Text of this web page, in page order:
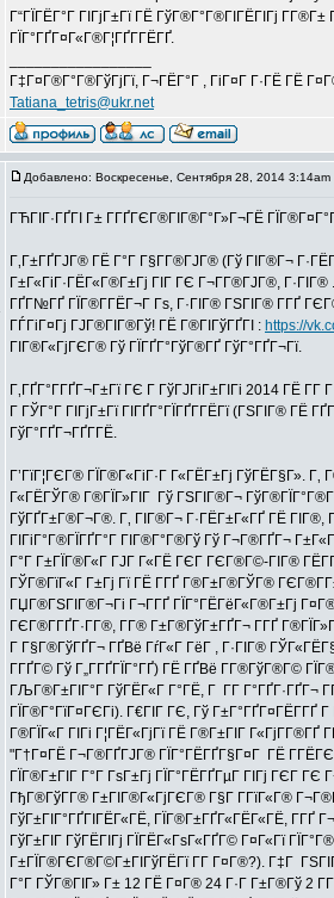
Г“ГЇГЁГ°Г ГІГјГ±Гї ГЁ ГўГ®Г°Г®ГІГЁГІГј
ГЇГ°ГҐГ¤Г«Г®Г¦ГҐГ­ГЁГҐ.
Г‡Г¤Г®Г°Г®ГўГјГї, Г¬ГЁГ°Г , ГіГ¤Г Г·ГЁ ГЁ
Tatiana_tetris@ukr.net
Добавлено: Воскресенье, Сентября 28, 2014 3:14am
ГЋГІГ·ГҐГІ Г± Г­ГҐГЄГ®ГІГ®Г°Г»Г¬ГЁ
Г‚Г±ГҐГЈГ® ГЁ Г°Г Г§Г­Г®ГЈГ® (Гў ГІГ®Г¬
Г±Г«ГіГ·ГЁГ«Г®Г±Гј ГІГ ГЄ Г¬Г­Г®ГЈГ®,
ГҐГ№ГҐ ГЇГ®Г­ГЁГ¬Г Гѕ, Г·ГІГ® ГЅГІГ® Г­ГҐ
ГЃГіГ¤Гј ГЈГ®ГІГ®Гў! ГЁ Г®ГІГўГҐГІ : https://
ГІГ®Г«ГјГЄГ® Гў ГЇГҐГ°ГўГ®ГҐ ГўГ°ГҐГ¬Гї.
Г‚ГҐГ°Г­ГҐГ¬Г±Гї ГЄ Г ГўГЈГіГ±ГІГі 2014 ГЁ
Г ГЎГ°Г ГІГјГ±Гї ГІГҐГ°ГЇГҐГ­ГЁГї (ГЅГІГ® ГЁ
ГўГ°ГҐГ¬ГҐГ­ГЁ.
Г’ГїГ¦ГЄГ® ГЇГ®Г«ГіГ·Г Г«ГЁГ±Гј ГўГЁГ§Г».
Г«ГЁГЎГ® Г®ГЇГ»ГІГ Гў ГЅГІГ®Г¬
ГўГҐГ±Г®Г¬Г®. Г‚ ГІГ®Г¬ Г·ГЁГ±Г«ГҐ ГЁ ГІГ®,
ГІГіГ°Г®ГЇГҐГ°Г ГІГ®Г°Г®Гў Гў Г¬Г®ГҐГ¬
Г°Г Г±ГЇГ®Г«Г ГЈГ Г«ГЁ ГЄГ ГЄГ®Г©-ГІГ®
ГЎГ®ГїГ«Г Г±Гј Гї ГЁ Г­ГҐ Г®Г±Г®ГЎГ®
ГЏГ®ГЅГІГ®Г¬Гі Г¬Г­ГҐ ГЇГ°ГЁГёГ«Г®Г±Гј
ГЄГ®Г­ГҐГ·Г­Г®, Г­Г® Г±Г®ГўГ±ГҐГ¬ Г­ГҐ
Г Г§Г®ГўГҐГ¬ ГҐВё ГѓГ«Г ГёГ , Г·ГІГ®
Г­ГҐГ© Гў Г„Г­ГҐГЇГ°ГҐ) ГЁ ГҐВё Г­Г®ГўГ®Г©
ГЉГ®Г±ГІГ°Г ГўГЁГ«Г Г°ГЁ, Г Г­Г Г°ГҐГ·ГҐГ¬
ГЇГ®Г°ГїГ¤ГЄГі). Г€ГІГ ГЄ, Гў
Г®ГЇГ«Г ГІГі Г¦ГЁГ«ГјГї ГЁ Г®Г±ГІГ
"Г†Г¤ГЁ Г¬Г®ГҐГЈГ® ГЇГ°ГЁГҐГ§Г¤Г ГЁ
ГЇГ®Г±ГІГ Г°Г ГѕГ±Гј ГЇГ°ГЁГҐГµГ ГІГј ГЄГ
ГђГ®ГўГ­Г® Г±ГІГ®Г«ГјГЄГ® Г§Г Г­ГїГ«Г®
ГўГ±ГІГ°ГҐГІГЁГ«ГЁ, ГЇГ®Г±ГҐГ«ГЁГ«ГЁ, Г­ГҐ
ГўГ±ГІГ ГўГЁГІГј ГЇГЁГ«ГѕГ«ГҐГ© Г¤Г«Гї
Г±ГЇГ®ГЄГ®Г©Г±ГІГўГЁГї Г­Г Г¤Г®?). Г‡Г
Г°Г ГЎГ®ГІГ» Г± 12 ГЁ Г¤Г® 24 Г·Г Г±Г®Гў 2